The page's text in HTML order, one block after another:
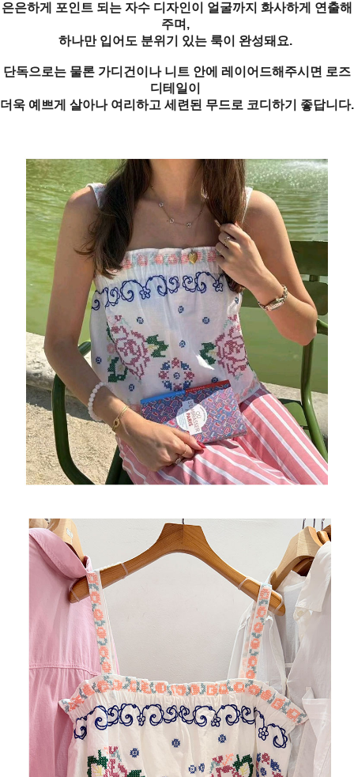
은은하게 포인트 되는 자수 디자인이 얼굴까지 화사하게 연출해
주며,
하나만 입어도 분위기 있는 룩이 완성돼요.
단독으로는 물론 가디건이나 니트 안에 레이어드해주시면 로즈
디테일이
더욱 예쁘게 살아나 여리하고 세련된 무드로 코디하기 좋답니다.